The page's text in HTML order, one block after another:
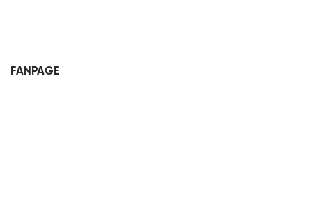
FANPAGE